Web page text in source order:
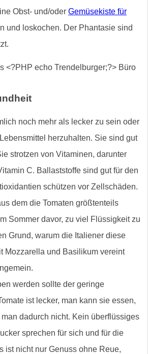
Obst- und/oder Gemüsekiste für
und loskochen. Der Phantasie sind
noch mehr als lecker zu sein oder
herzuhalten. Sie sind gut
strotzen von Vitaminen, darunter
C. Ballaststoffe sind gut für den
schützen vor Zellschäden.
dem die Tomaten größtenteils
Sommer davor, zu viel Flüssigkeit zu
Grund, warum die Italiener diese
Mozzarella und Basilikum vereint
werden sollte der geringe
ist lecker, man kann sie essen,
dadurch nicht. Kein überflüssiges
sprechen für sich und für die
ist nicht nur Genuss ohne Reue,